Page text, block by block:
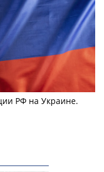
РФ на Украине.